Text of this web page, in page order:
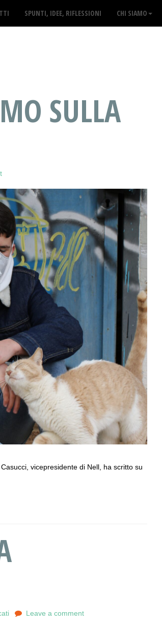
SPUNTI, IDEE, RIFLESSIONI CHI SIAMO
SULLA
vicepresidente di Nell, ha scritto su
Leave a comment